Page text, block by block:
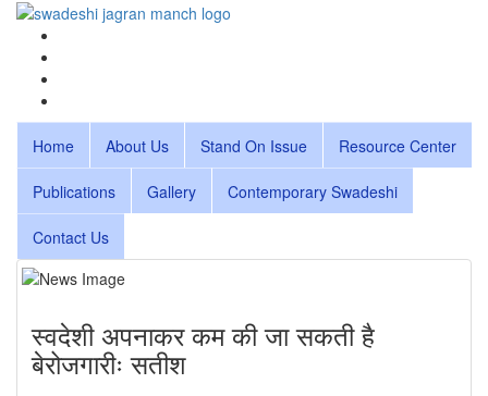
Home About Us Stand On Issue Resource Center
Publications Gallery Contemporary Swadeshi
Contact Us
स्वदेशी अपनाकर कम की जा सकती है
बेरोजगारीः सतीश